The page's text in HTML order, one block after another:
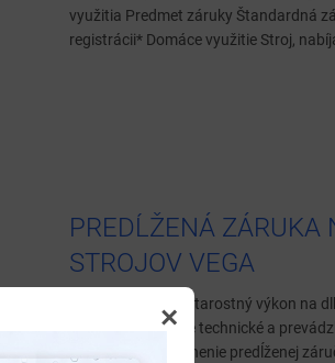
využitia Predmet záruky Štandardná
registrácii* Domáce využitie Stroj,
PREDĹŽENÁ ZÁRUKA
STROJOV VEGA
Vaša istota a bezstarostný výkon na
dokument definuje technické a
potrebné na uplatnenie predĺženej
×